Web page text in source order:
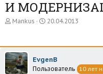
И
А
о
р
т
е
Mankus
Д
а
а
ч
20.04.2013
EvgenB
Пользователь 10 лет